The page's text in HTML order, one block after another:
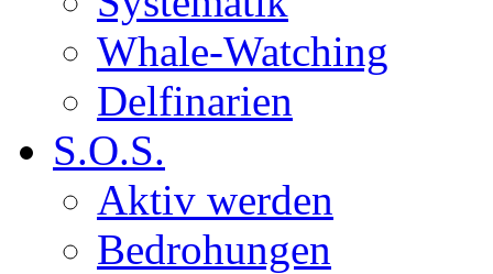
Whale-Watching
Delfinarien
S.O.S.
Aktiv werden
Bedrohungen